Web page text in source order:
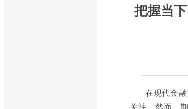
把握当
在现代金